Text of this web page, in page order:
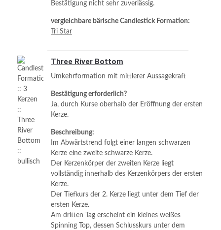
Bestätigung nicht sehr zuverlässig.
vergleichbare bärische Candlestick Formation:
Tri Star
Three River Bottom
Umkehrformation mit mittlerer Aussagekraft
Bestätigung erforderlich?
Ja, durch Kurse oberhalb der Eröffnung der ersten
Kerze.
Beschreibung:
Im Abwärtstrend folgt einer langen schwarzen
Kerze eine zweite schwarze Kerze.
Der Kerzenkörper der zweiten Kerze liegt
vollständig innerhalb des Kerzenkörpers der ersten
Kerze.
Der Tiefkurs der 2. Kerze liegt unter dem Tief der
ersten Kerze.
Am dritten Tag erscheint ein kleines weißes
Spinning Top, dessen Schlusskurs unter dem